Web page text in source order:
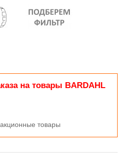
на товары BARDAHL
товары